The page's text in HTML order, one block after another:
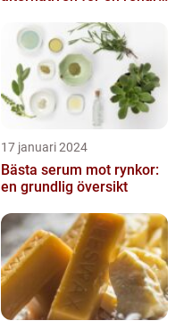
17 januari 2024
Bästa serum mot rynkor:
en grundlig översikt